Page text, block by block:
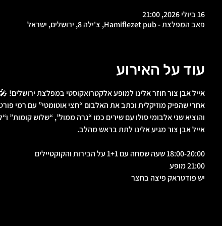
16 ביולי 2026, 21:00
פאב המפלצת - Hamiflezet pub, צ'ילה 8, ירושלים, ישראל
עוד על האירוע
אייל אבן צור חוזר אלינו למופע אלקטרואקוסטי במפלצת ירושלים! 🎤
אחרי שהפיק מוזיקלית וכתב את האלבום “חצי אוטומטי” עם רמי
והוציא שני אלבומי סולו עם שירים כמו “גרה ממול”, “שלוש קומות”
אייל אבן צור מגיע אלינו לתת בראש מהלב.
18:00-20:00 שעה שמחה עם 1+1 על הבירות והקוקטיילים
21:00 מופע
יש פודטראק פיצה בחצר